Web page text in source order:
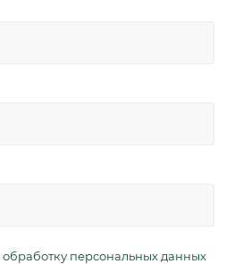
обработку персональных данных